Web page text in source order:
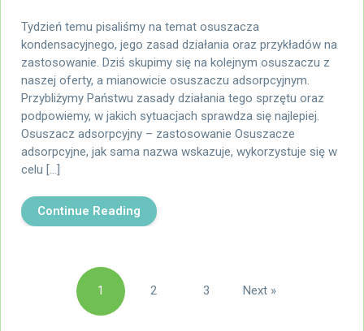
Tydzień temu pisaliśmy na temat osuszacza
kondensacyjnego, jego zasad działania oraz przykładów na
zastosowanie. Dziś skupimy się na kolejnym osuszaczu z
naszej oferty, a mianowicie osuszaczu adsorpcyjnym.
Przybliżymy Państwu zasady działania tego sprzętu oraz
podpowiemy, w jakich sytuacjach sprawdza się najlepiej.
Osuszacz adsorpcyjny – zastosowanie Osuszacze
adsorpcyjne, jak sama nazwa wskazuje, wykorzystuje się w
celu […]
Continue Reading
Stronicowanie
wpisów
1 2 3 Next »